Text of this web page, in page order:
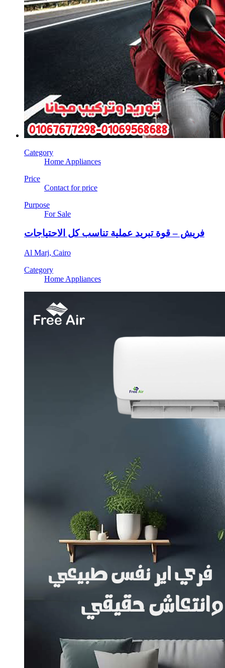
Category
Home Appliances
Price
Contact for price
Purpose
For Sale
فريش – قوة تبريد عملية تناسب كل الاحتياجات
Al Marj, Cairo
Category
Home Appliances